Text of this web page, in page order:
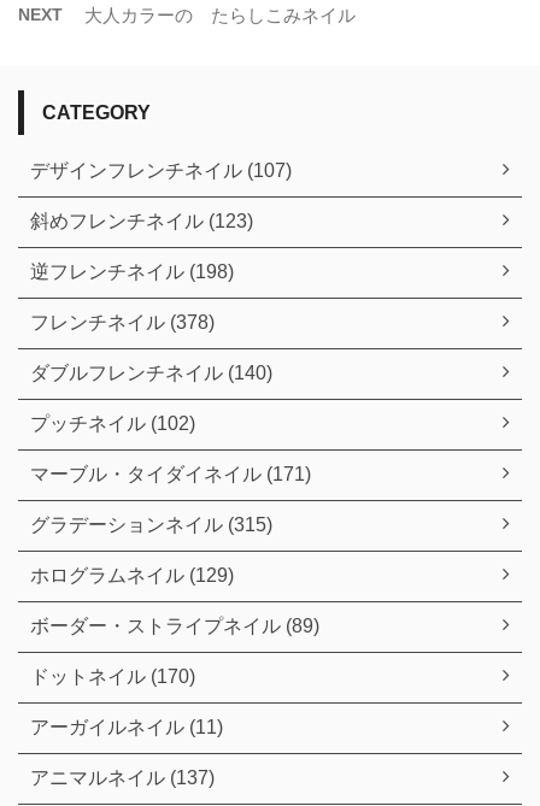
NEXT 大人カラーの たらしこみネイル
CATEGORY
デザインフレンチネイル (107)
斜めフレンチネイル (123)
逆フレンチネイル (198)
フレンチネイル (378)
ダブルフレンチネイル (140)
プッチネイル (102)
マーブル・タイダイネイル (171)
グラデーションネイル (315)
ホログラムネイル (129)
ボーダー・ストライプネイル (89)
ドットネイル (170)
アーガイルネイル (11)
アニマルネイル (137)